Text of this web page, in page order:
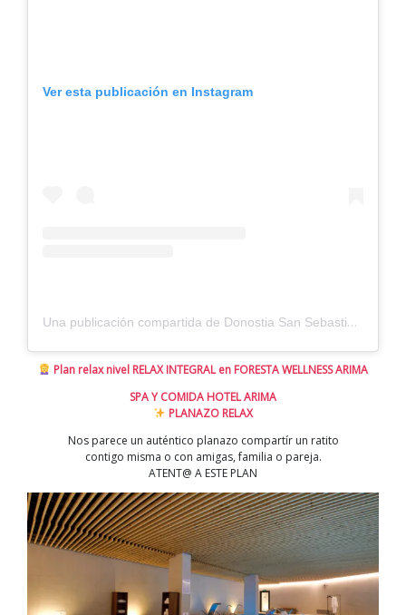
Ver esta publicación en Instagram
Una publicación compartida de Donostia San Sebastián (@sistersandthecity)
Plan relax nivel RELAX INTEGRAL en FORESTA WELLNESS ARIMA
SPA Y COMIDA HOTEL ARIMA
PLANAZO RELAX
Nos parece un auténtico planazo compartír un ratito
contigo misma o con amigas, familia o pareja.
ATENT@ A ESTE PLAN